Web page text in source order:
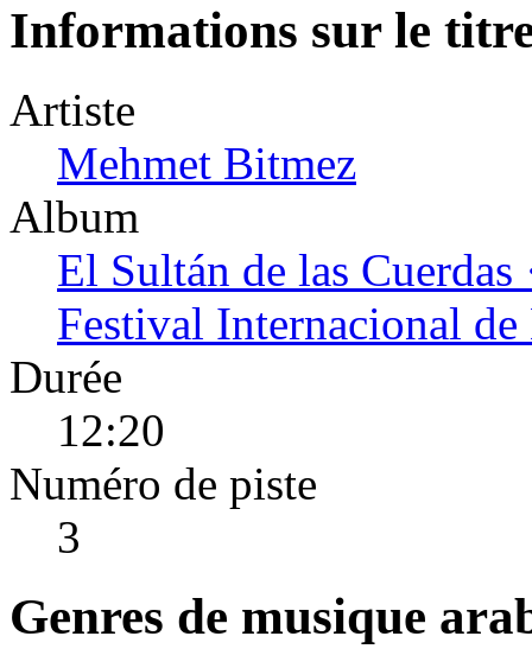
Informations sur le
Artiste
Mehmet Bitmez
Album
El Sultán de las
Festival Internacional
Durée
12:20
Numéro de piste
3
Genres de musique